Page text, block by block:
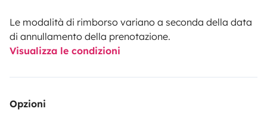
Le modalità di rimborso variano a seconda della data
di annullamento della prenotazione.
Visualizza le condizioni
Opzioni